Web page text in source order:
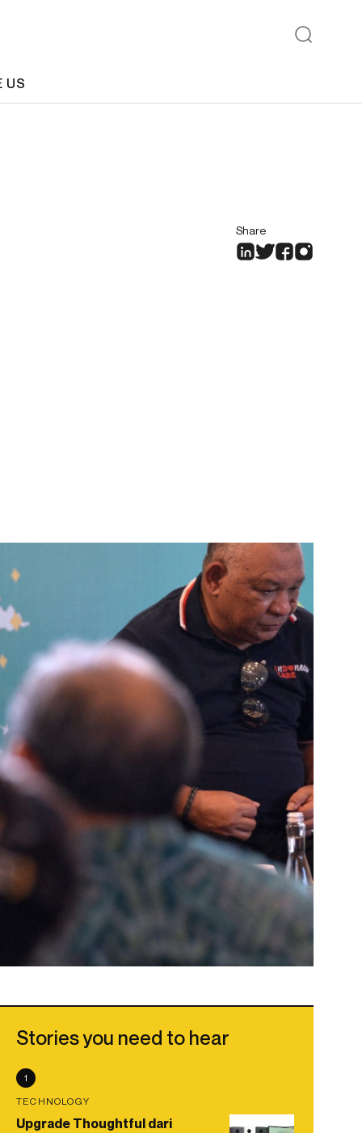
US
Share
Stories you need to hear
1
TECHNOLOGY
Upgrade Thoughtful dari